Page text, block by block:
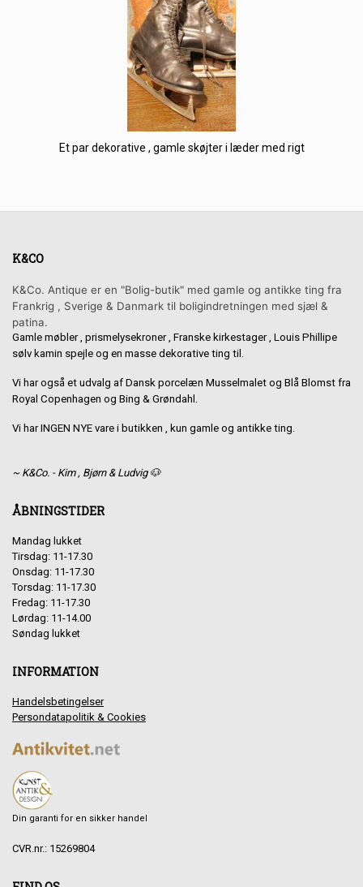
Et par dekorative , gamle skøjter i læder med rigt
K&CO
K&Co. Antique er en "Bolig-butik" med gamle og antikke ting fra
Frankrig , Sverige & Danmark til boligindretningen med sjæl &
patina.
Gamle møbler , prismelysekroner , Franske kirkestager , Louis Phillipe
sølv kamin spejle og en masse dekorative ting til.
Vi har også et udvalg af Dansk porcelæn Musselmalet og Blå Blomst fra
Royal Copenhagen og Bing & Grøndahl.
Vi har INGEN NYE vare i butikken , kun gamle og antikke ting.
~ K&Co. - Kim , Bjørn & Ludvig 🐶
ÅBNINGSTIDER
Mandag lukket
Tirsdag: 11-17.30
Onsdag: 11-17.30
Torsdag: 11-17.30
Fredag: 11-17.30
Lørdag: 11-14.00
Søndag lukket
INFORMATION
Handelsbetingelser
Persondatapolitik & Cookies
Din garanti for en sikker handel
CVR.nr.: 15269804